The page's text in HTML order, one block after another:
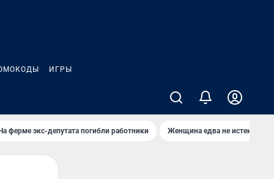
ИГРЫ
ферме экс-депутата погибли работники Женщина едва не истекла